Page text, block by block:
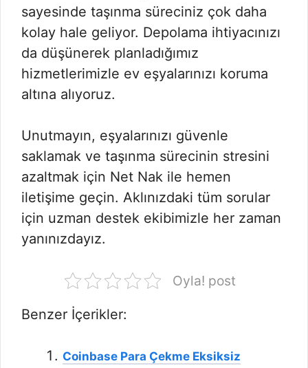
sayesinde taşınma süreciniz çok daha
kolay hale geliyor. Depolama ihtiyacınızı
da düşünerek planladığımız
hizmetlerimizle ev eşyalarınızı koruma
altına alıyoruz.
Unutmayın, eşyalarınızı güvenle
saklamak ve taşınma sürecinin stresini
azaltmak için Net Nak ile hemen
iletişime geçin. Aklınızdaki tüm sorular
için uzman destek ekibimizle her zaman
yanınızdayız.
Oyla! post
Benzer İçerikler:
Coinbase Para Çekme Eksiksiz